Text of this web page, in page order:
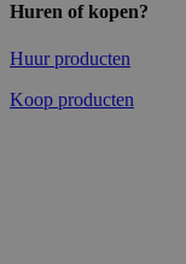
Huren of kopen?
Huur producten
Koop producten